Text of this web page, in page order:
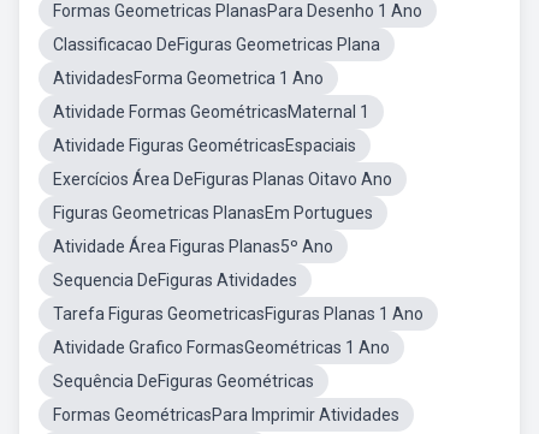
Formas Geometricas PlanasPara Desenho 1 Ano
Classificacao DeFiguras Geometricas Plana
AtividadesForma Geometrica 1 Ano
Atividade Formas GeométricasMaternal 1
Atividade Figuras GeométricasEspaciais
Exercícios Área DeFiguras Planas Oitavo Ano
Figuras Geometricas PlanasEm Portugues
Atividade Área Figuras Planas5º Ano
Sequencia DeFiguras Atividades
Tarefa Figuras GeometricasFiguras Planas 1 Ano
Atividade Grafico FormasGeométricas 1 Ano
Sequência DeFiguras Geométricas
Formas GeométricasPara Imprimir Atividades